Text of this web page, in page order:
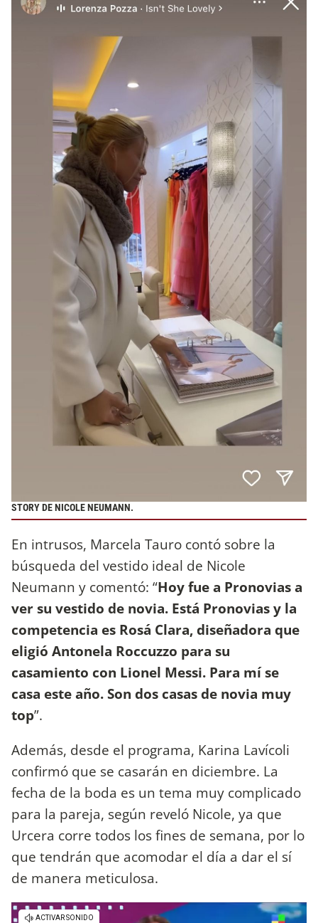
STORY DE NICOLE NEUMANN.
En intrusos, Marcela Tauro contó sobre la
búsqueda del vestido ideal de Nicole
Neumann y comentó: “Hoy fue a Pronovias a
ver su vestido de novia. Está Pronovias y la
competencia es Rosá Clara, diseñadora que
eligió Antonela Roccuzzo para su
casamiento con Lionel Messi. Para mí se
casa este año. Son dos casas de novia muy
top”.
Además, desde el programa, Karina Lavícoli
confirmó que se casarán en diciembre. La
fecha de la boda es un tema muy complicado
para la pareja, según reveló Nicole, ya que
Urcera corre todos los fines de semana, por lo
que tendrán que acomodar el día a dar el sí
de manera meticulosa.